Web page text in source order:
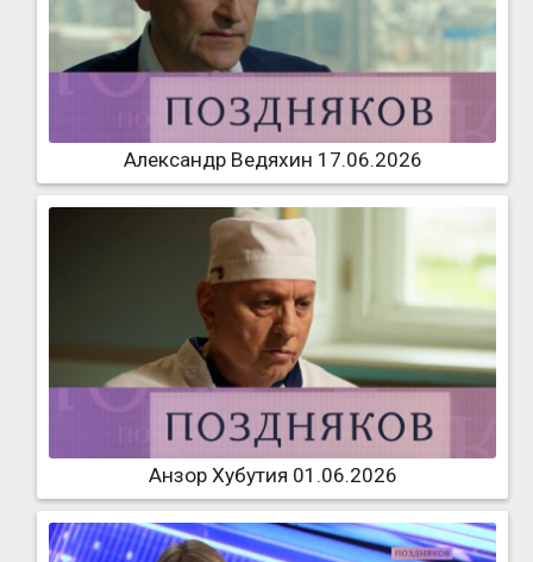
Александр Ведяхин 17.06.2026
Анзор Хубутия 01.06.2026